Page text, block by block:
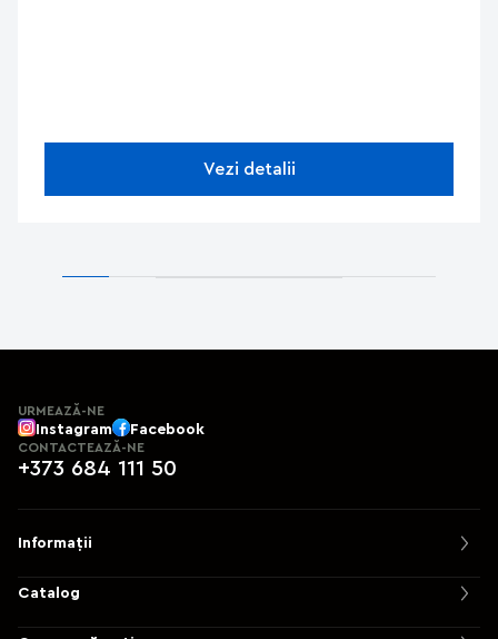
Vezi detalii
URMEAZĂ-NE
Instagram Facebook
CONTACTEAZĂ-NE
+373 684 111 50
Informații
Catalog